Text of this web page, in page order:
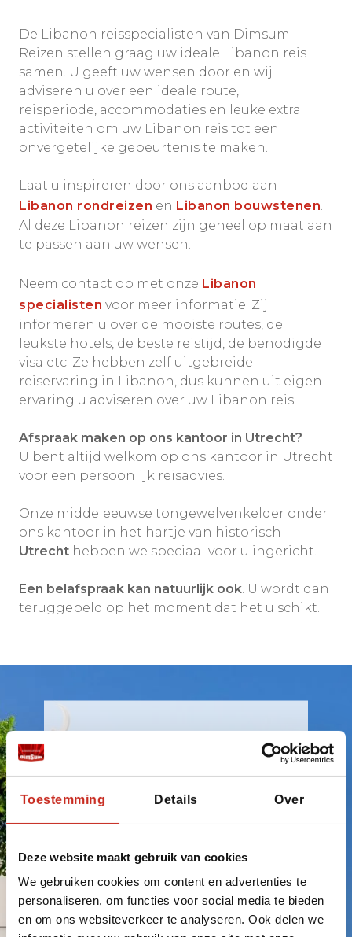
Toestemming Details Over
Deze website maakt gebruik van cookies
We gebruiken cookies om content en advertenties te
personaliseren, om functies voor social media te bieden
en om ons websiteverkeer te analyseren. Ook delen we
De Libanon reisspecialisten van Dimsum
Reizen stellen graag uw ideale Libanon reis
samen. U geeft uw wensen door en wij
adviseren u over een ideale route,
reisperiode, accommodaties en leuke extra
activiteiten om uw Libanon reis tot een
onvergetelijke gebeurtenis te maken.
Laat u inspireren door ons aanbod aan
Libanon rondreizen en Libanon bouwstenen.
Al deze Libanon reizen zijn geheel op maat aan
te passen aan uw wensen.
Neem contact op met onze Libanon
specialisten voor meer informatie. Zij
informeren u over de mooiste routes, de
leukste hotels, de beste reistijd, de benodigde
visa etc. Ze hebben zelf uitgebreide
reiservaring in Libanon, dus kunnen uit eigen
ervaring u adviseren over uw Libanon reis.
Afspraak maken op ons kantoor in Utrecht?
U bent altijd welkom op ons kantoor in Utrecht
voor een persoonlijk reisadvies.
Onze middeleeuwse tongewelvenkelder onder
ons kantoor in het hartje van historisch
Utrecht hebben we speciaal voor u ingericht.
Een belafspraak kan natuurlijk ook. U wordt dan
teruggebeld op het moment dat het u schikt.
Klaar om op reis
te gaan naar
Libanon? Onze
maakt uw reis
verder 100% op